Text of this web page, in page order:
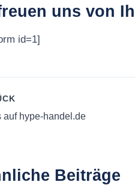
uns von
id=1]
auf hype-handel.de
Beiträge